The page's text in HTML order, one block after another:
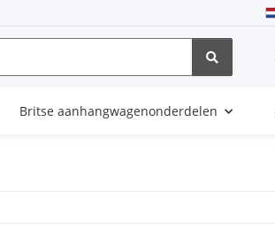
Britse aanhangwagenonderdelen